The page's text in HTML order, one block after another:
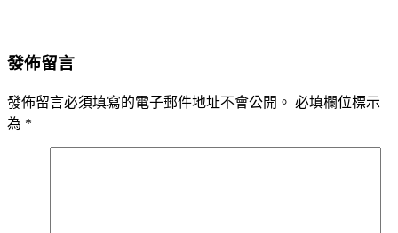
發佈留言
發佈留言必須填寫的電子郵件地址不會公開。 必填欄位標示
為 *